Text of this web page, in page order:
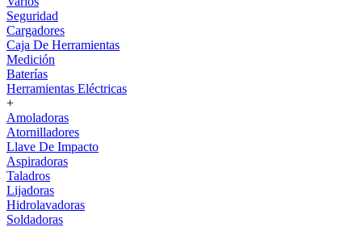
Seguridad
Cargadores
Caja De Herramientas
Medición
Baterías
Herramientas Eléctricas
+
Amoladoras
Atornilladores
Llave De Impacto
Aspiradoras
Taladros
Lijadoras
Hidrolavadoras
Soldadoras